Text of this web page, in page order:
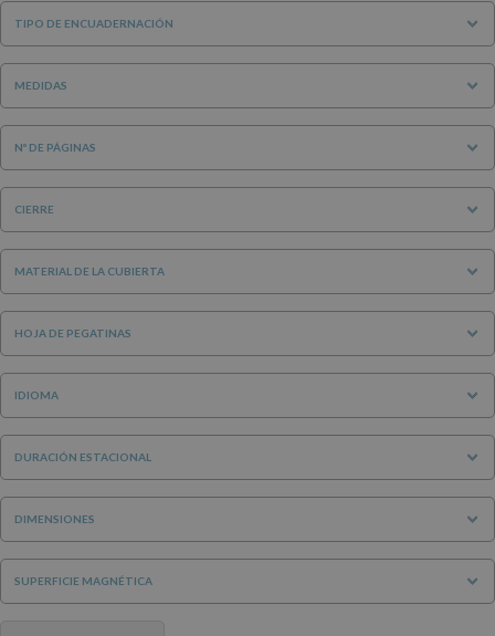
TIPO DE ENCUADERNACIÓN
MEDIDAS
Nº DE PÁGINAS
CIERRE
MATERIAL DE LA CUBIERTA
HOJA DE PEGATINAS
IDIOMA
DURACIÓN ESTACIONAL
DIMENSIONES
SUPERFICIE MAGNÉTICA